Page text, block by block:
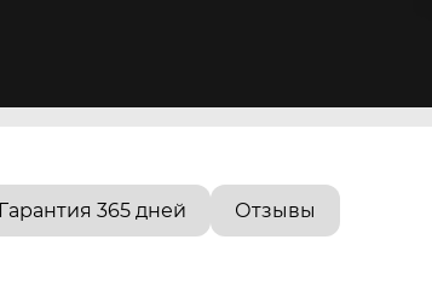
Гарантия 365 дней Отзывы